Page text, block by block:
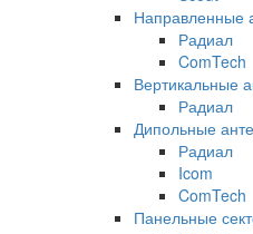
Направленные
Радиал
ComTech
Вертикальные
Радиал
Дипольные
Радиал
Icom
ComTech
Панельные